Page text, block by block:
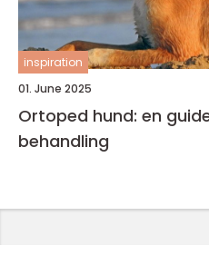
inspiration
01. June 2025
Ortoped hund: en
behandling